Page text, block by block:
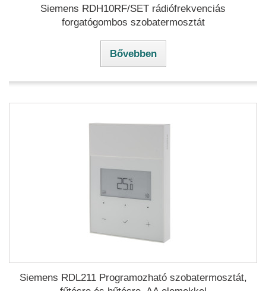
Siemens RDH10RF/SET rádiófrekvenciás
forgatógombos szobatermosztát
Bővebben
Siemens RDL211 Programozható szobatermosztát,